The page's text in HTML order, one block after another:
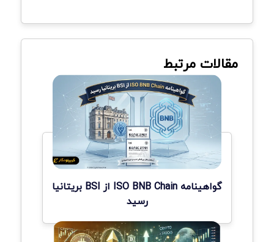
مقالات مرتبط
گواهینامه ISO BNB Chain از BSI بریتانیا
رسید